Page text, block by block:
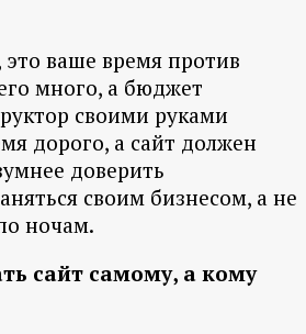
это ваше время против
много, а бюджет
своими руками
дорого, а сайт должен
доверить
своим бизнесом, а не
ночам.
сайт самому, а кому